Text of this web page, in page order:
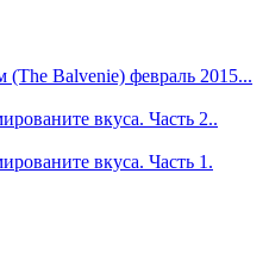
Balvenie) февраль 2015...
вкуса. Часть 2..
вкуса. Часть 1.